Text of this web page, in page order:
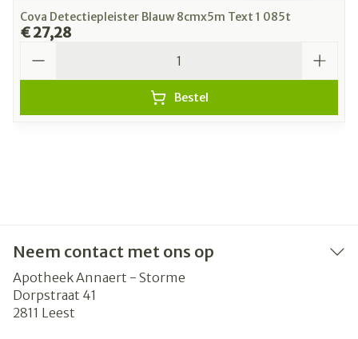
Cova Detectiepleister Blauw 8cmx5m Text 1 085t
€ 27,28
Bestel
Neem contact met ons op
Apotheek Annaert - Storme
Dorpstraat 41
2811 Leest